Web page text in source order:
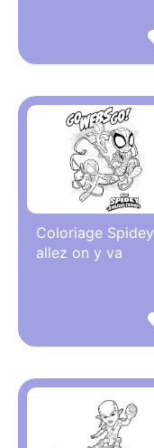
Coloriage Spidey
allez on y va